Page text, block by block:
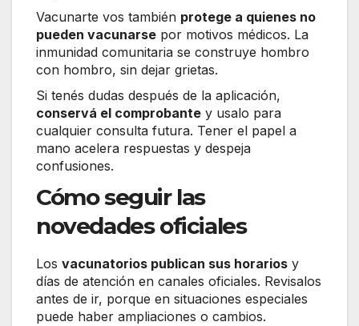
Vacunarte vos también protege a quienes no
pueden vacunarse por motivos médicos. La
inmunidad comunitaria se construye hombro
con hombro, sin dejar grietas.
Si tenés dudas después de la aplicación,
conservá el comprobante y usalo para
cualquier consulta futura. Tener el papel a
mano acelera respuestas y despeja
confusiones.
Cómo seguir las
novedades oficiales
Los vacunatorios publican sus horarios y
días de atención en canales oficiales. Revisalos
antes de ir, porque en situaciones especiales
puede haber ampliaciones o cambios.